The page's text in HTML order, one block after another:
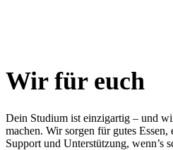
Wir für euch
Dein Studium ist einzigartig – und
machen. Wir sorgen für gutes
Support und Unterstützung, wenn’s